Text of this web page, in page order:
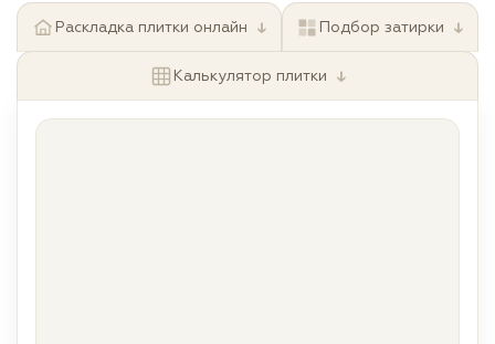
Раскладка плитки онлайн ↓ Подбор затирки ↓
Калькулятор плитки ↓